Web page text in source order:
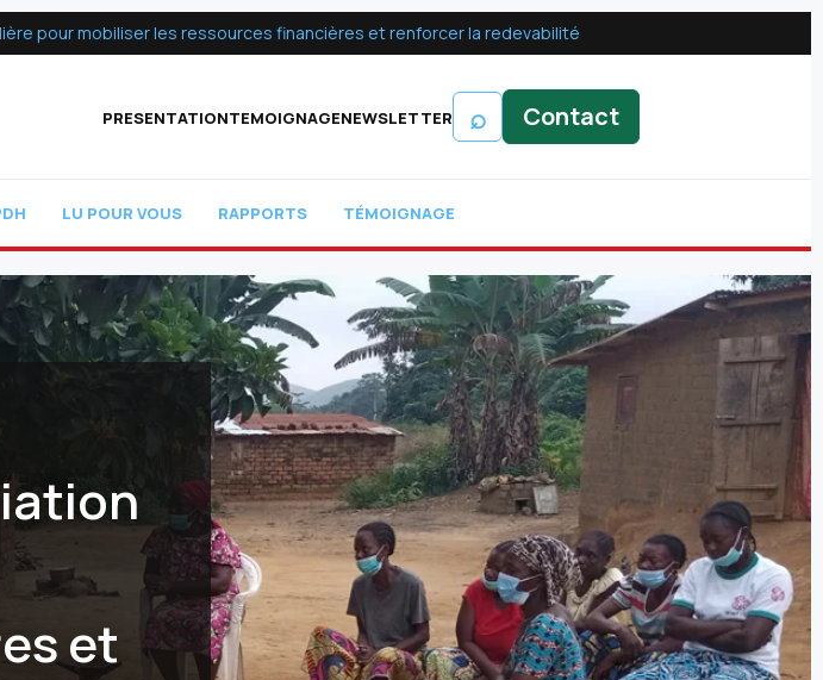
pour mobiliser les ressources financières et renforcer la redevabilité
PRESENTATIONTEMOIGNAGENEWSLETTER ⌕ Contact
LU POUR VOUS RAPPORTS TÉMOIGNAGE
et